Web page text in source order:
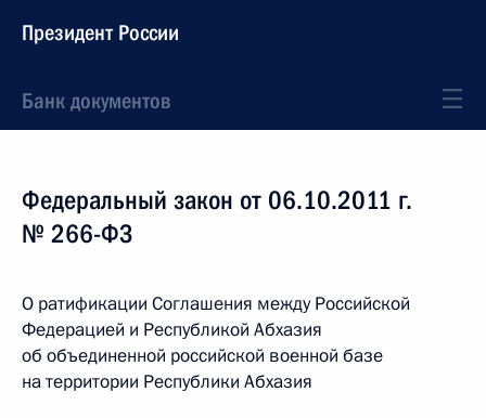
Президент России
Банк документов
Федеральный закон от 06.10.2011 г.
№ 266-ФЗ
О ратификации Соглашения между Российской
Федерацией и Республикой Абхазия
об объединенной российской военной базе
на территории Республики Абхазия